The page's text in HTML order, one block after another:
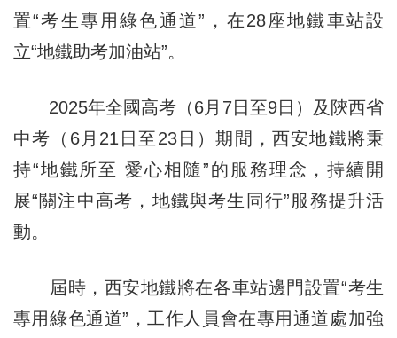
置“考生專用綠色通道”，在28座地鐵車站設
立“地鐵助考加油站”。
2025年全國高考（6月7日至9日）及陝西省
中考（6月21日至23日）期間，西安地鐵將秉
持“地鐵所至 愛心相隨”的服務理念，持續開
展“關注中高考，地鐵與考生同行”服務提升活
動。
屆時，西安地鐵將在各車站邊門設置“考生
專用綠色通道”，工作人員會在專用通道處加強